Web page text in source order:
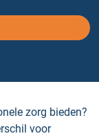
zorg bieden?
voor